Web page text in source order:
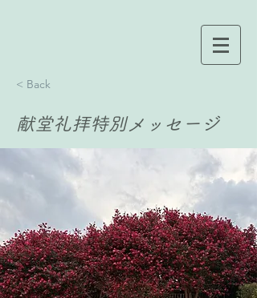
< Back
献堂礼拝特別メッセージ